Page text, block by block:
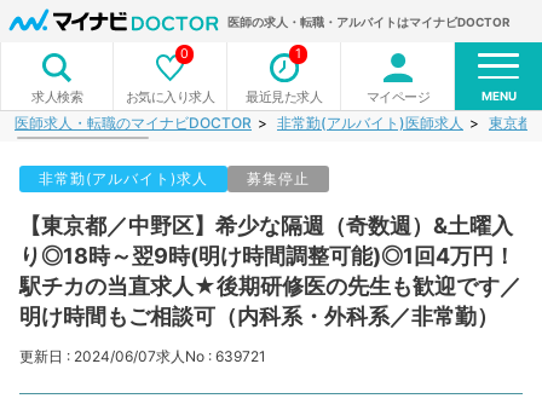
医師の求人・転職・アルバイトはマイナビDOCTOR
求人検索 お気に入り求人
0
最近見た求人
1
マイページ MENU
医師求人・転職のマイナビDOCTOR 非常勤(アルバイト)医師求人 東京都
非常勤(アルバイト)求人 募集停止
【東京都／中野区】希少な隔週（奇数週）&土曜入
り◎18時～翌9時(明け時間調整可能)◎1回4万円！
駅チカの当直求人★後期研修医の先生も歓迎です／
明け時間もご相談可（内科系・外科系／非常勤）
更新日 : 2024/06/07求人No : 639721